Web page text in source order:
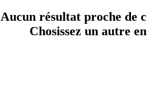
Aucun résultat proche de
Chosissez un autre